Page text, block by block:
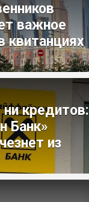
важное
квитанциях
кредитов:
Банк»
из